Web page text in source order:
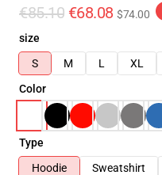
€85.10 €68.08 $74.00
size
S
M L XL
Color
Type
Hoodie
Sweatshirt